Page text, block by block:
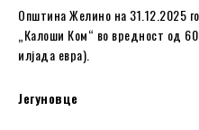
Општина Желино на 31.12.2025
„Калоши Ком“ во вредност од
илјада евра).
Јегуновце